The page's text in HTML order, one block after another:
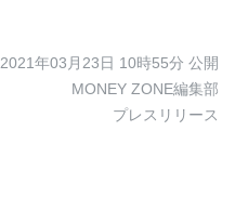
2021年03月23日 10時55分 公開
MONEY ZONE編集部
プレスリリース